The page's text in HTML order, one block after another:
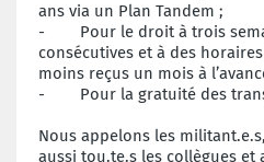
ans via un Plan Tandem ;
- Pour le droit à trois
consécutives et à des
moins reçus un mois à
- Pour la gratuité des
Nous appelons les
aussi tou.te.s les collègues et